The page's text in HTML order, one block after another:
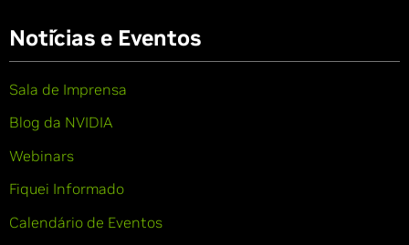
Notícias e Eventos
Sala de Imprensa
Blog da NVIDIA
Webinars
Fiquei Informado
Calendário de Eventos